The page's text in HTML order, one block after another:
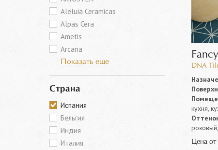
Aleluia Ceramicas
Alpas Cera
Ametis
Arcana
Показать еще
Страна
Испания
Бельгия
Индия
Италия
DNA
кухня,
Цена от